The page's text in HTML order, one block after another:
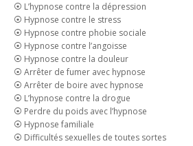
⦿ L’hypnose contre la dépression
⦿ Hypnose contre le stress
⦿ Hypnose contre phobie sociale
⦿ Hypnose contre l’angoisse
⦿ Hypnose contre la douleur
⦿ Arrêter de fumer avec hypnose
⦿ Arrêter de boire avec hypnose
⦿ L’hypnose contre la drogue
⦿ Perdre du poids avec l’hypnose
⦿ Hypnose familiale
⦿ Difficultés sexuelles de toutes sortes